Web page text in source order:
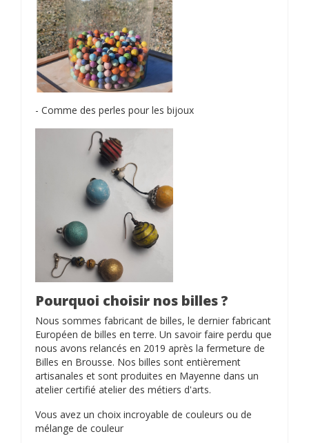
- Comme des perles pour les bijoux
Pourquoi choisir nos billes ?
Nous sommes fabricant de billes, le dernier fabricant
Européen de billes en terre. Un savoir faire perdu que
nous avons relancés en 2019 après la fermeture de
Billes en Brousse. Nos billes sont entièrement
artisanales et sont produites en Mayenne dans un
atelier certifié atelier des métiers d'arts.
Vous avez un choix incroyable de couleurs ou de
mélange de couleur